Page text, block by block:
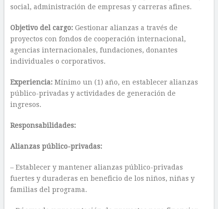
social, administración de empresas y carreras afines.
Objetivo del cargo: Gestionar alianzas a través de
proyectos con fondos de cooperación internacional,
agencias internacionales, fundaciones, donantes
individuales o corporativos.
Experiencia: Mínimo un (1) año, en establecer alianzas
público-privadas y actividades de generación de
ingresos.